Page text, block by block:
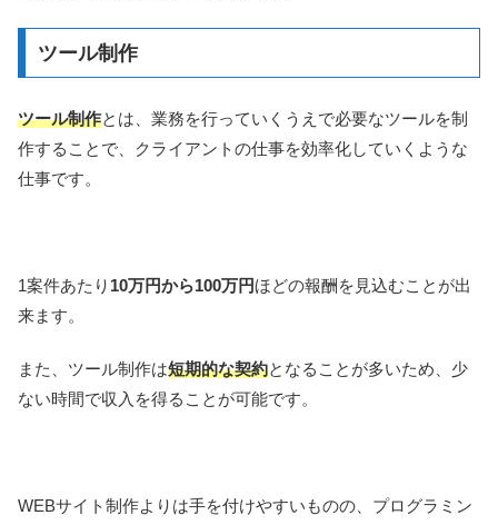
ツール制作
ツール制作とは、業務を行っていくうえで必要なツールを制
作することで、クライアントの仕事を効率化していくような
仕事です。
1案件あたり 10万円から100万円ほどの報酬を見込むことが出
来ます。
また、ツール制作は短期的な契約となることが多いため、少
ない時間で収入を得ることが可能です。
WEBサイト制作よりは手を付けやすいものの、プログラミン